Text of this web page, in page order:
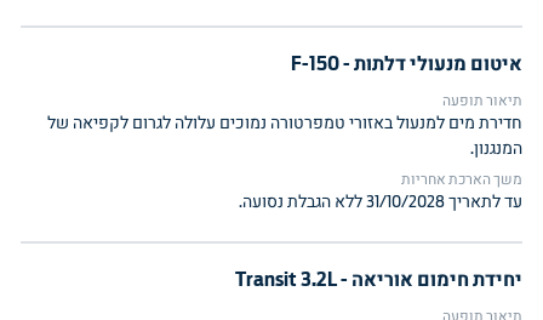
איטום מנעולי דלתות - F-150
תיאור תופעה
חדירת מים למנעול באזורי טמפרטורה נמוכים עלולה לגרום לקפיאה של
המנגנון.
משך הארכת אחריות
עד לתאריך 31/10/2028 ללא הגבלת נסועה.
יחידת חימום אוריאה - Transit 3.2L
תיאור תופעה